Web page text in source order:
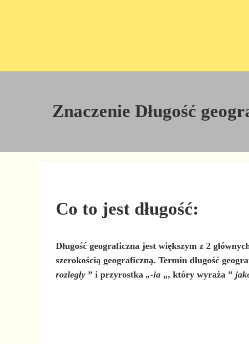
Znaczenie Długość
Co to jest długość:
Długość geograficznajestwiększym z 2
szerokością geograficzną. Termin długość
rozległy ” i przyrostka„-ia „, który wyraża ”